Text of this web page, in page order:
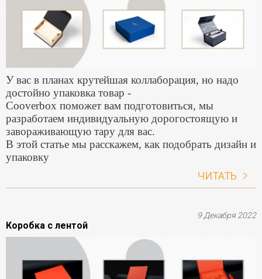
У вас в планах крутейшая коллаборация, но надо
достойно упаковка товар -
Cooverbox поможет вам подготовиться, мы
разработаем индивидуальную дорогостоящую и
завораживающую тару для вас.
В этой статье мы расскажем, как подобрать дизайн и
упаковку
ЧИТАТЬ
Коробка с лентой
9 Декабря 2022